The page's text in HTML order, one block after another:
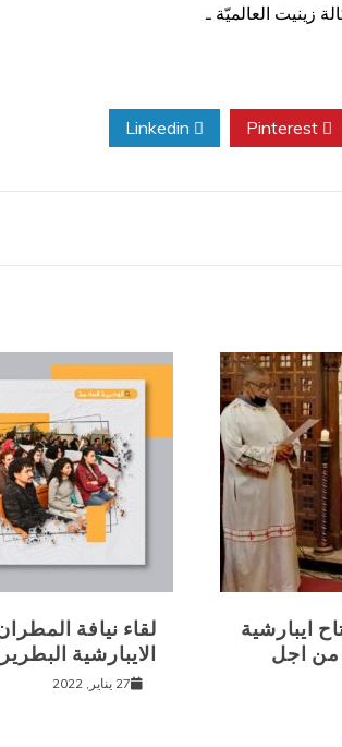
زينيت العالميّة ـ
لقاء نيافة
الايبارشية
27 يناير, 2022
ايبارشية
من اجل